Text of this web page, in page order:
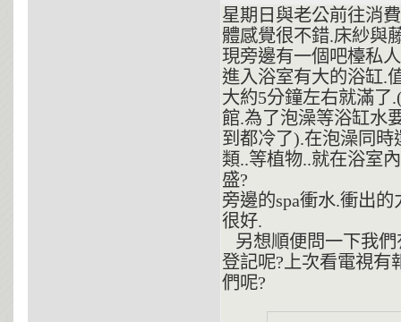
星期日與老公前往消
體感覺很不錯.床紗與
現旁邊有一個吧檯私
進入浴室有大的浴缸.
大約5分鐘左右就滿了
館.為了泡澡等浴缸水
到都冷了).在泡澡同
類..等植物..就在浴室
盛?
旁邊的spa衝水.衝出
很好.
另想順便問一下我們
登記呢?上次看電視有
們呢?